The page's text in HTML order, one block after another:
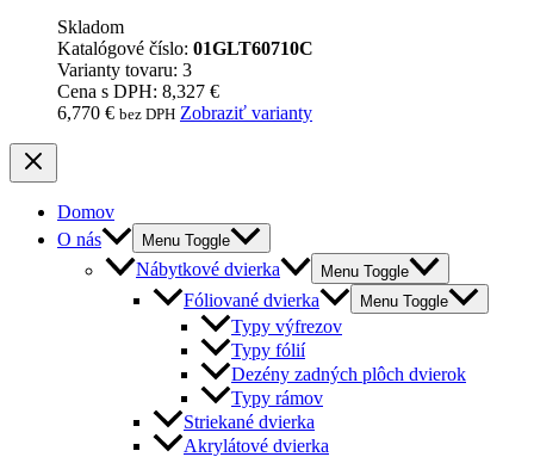
Skladom
Katalógové číslo: 01GLT60710C
Varianty tovaru: 3
Cena s DPH: 8,327 €
6,770 € bez DPH Zobraziť varianty
Domov
O nás
Menu Toggle
Nábytkové dvierka Menu Toggle
Fóliované dvierka Menu Toggle
Typy výfrezov
Typy fólií
Dezény zadných plôch dvierok
Typy rámov
Striekané dvierka
Akrylátové dvierka